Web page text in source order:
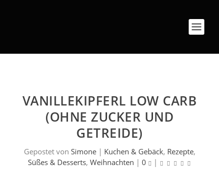
VANILLEKIPFERL LOW CARB
(OHNE ZUCKER UND
GETREIDE)
Gepostet von Simone| Kuchen & Gebäck, Rezepte,
Süßes & Desserts, Weihnachten | 0 |